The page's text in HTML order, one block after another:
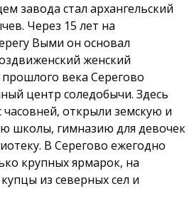
завода стал архангельский
Через 15 лет на
Выми он основал
женский
века Серегово
центр соледобычи. Здесь
открыли земскую и
школы, гимназию для девочек
В Серегово ежегодно
крупных ярмарок, на
из северных сел и